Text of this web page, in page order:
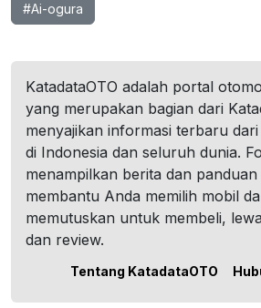
#Ai-ogura
KatadataOTO adalah portal
yang merupakan bagian dari
menyajikan informasi terbaru
di Indonesia dan seluruh dunia.
menampilkan berita dan
membantu Anda memilih mobil
memutuskan untuk membeli,
dan review.
Tentang KatadataOTO